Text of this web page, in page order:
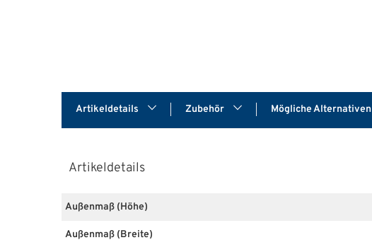
Artikeldetails Zubehör Mögliche Alternativen
Artikeldetails
Außenmaß (Höhe)
Außenmaß (Breite)